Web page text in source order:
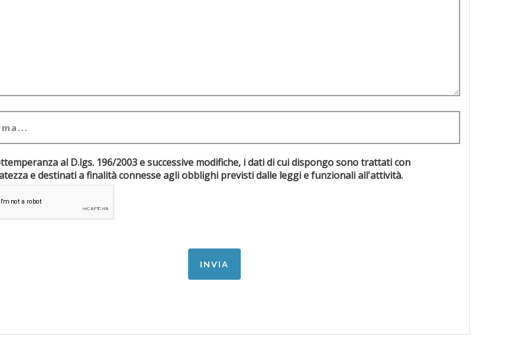
al D.lgs. 196/2003 e successive modifiche, i dati di cui dispongo sono trattati con
riservatezza e destinati a finalità connesse agli obblighi previsti dalle leggi e funzionali all'attività.